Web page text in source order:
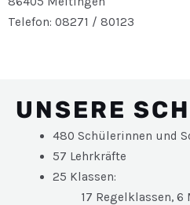
Telefon: 08271 / 80123
UNSERE
480 Schülerinnen und
57 Lehrkräfte
25
17 Regelklassen, 6